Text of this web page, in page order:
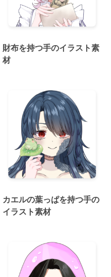
財布を持つ手のイラスト素
材
カエルの葉っぱを持つ手の
イラスト素材